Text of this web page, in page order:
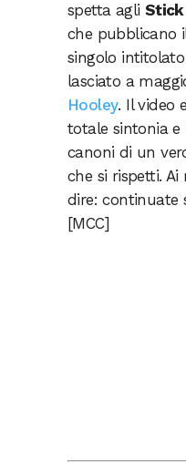
spetta agli Stick
che pubblicano
singolo intitolato
lasciato a
Hooley. Il video
totale sintonia
canoni di un
che si rispetti.
dire: continuate
[MCC]